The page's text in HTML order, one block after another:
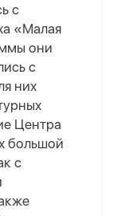
с
«Малая
они
с
них
Центра
большой
с